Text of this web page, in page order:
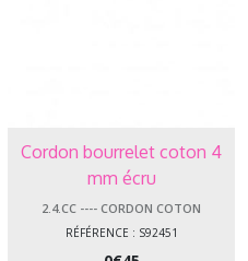
Cordon bourrelet coton 4
mm écru
2.4.CC ---- CORDON COTON
RÉFÉRENCE : S92451